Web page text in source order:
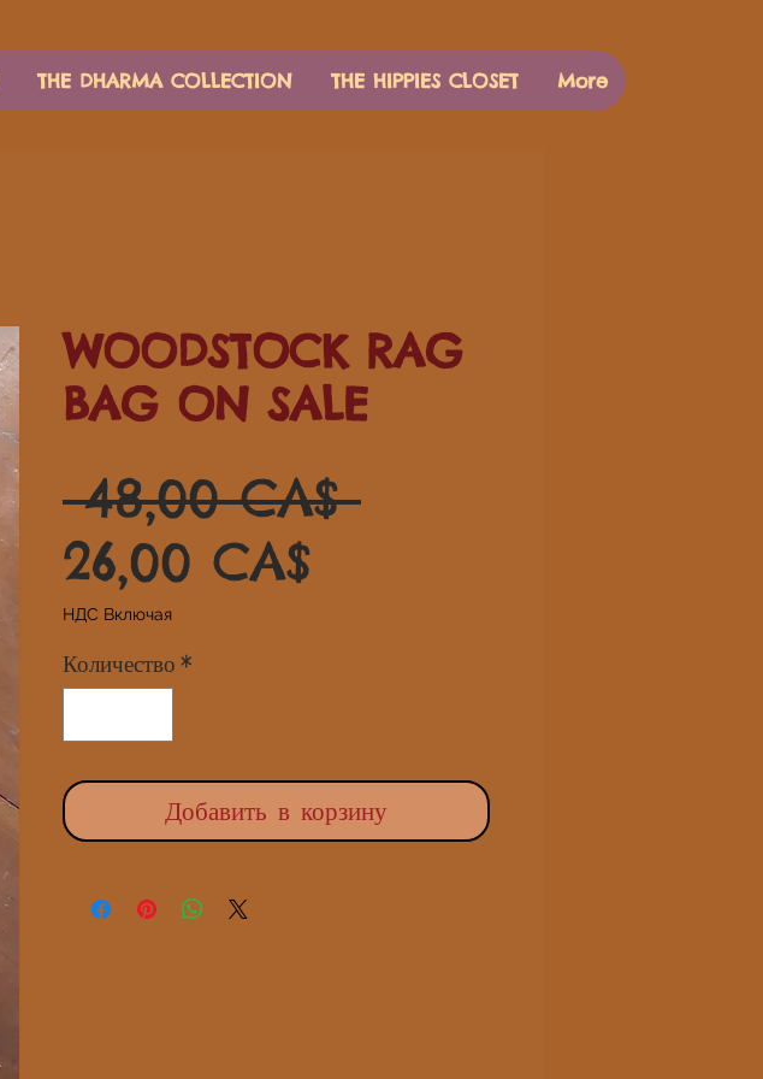
THE DHARMA COLLECTION THE HIPPIES CLOSET More
WOODSTOCK RAG
BAG ON SALE
48,00 CA$ Обычная
26,00 CA$
НДС Включая
Количество *
Добавить в корзину